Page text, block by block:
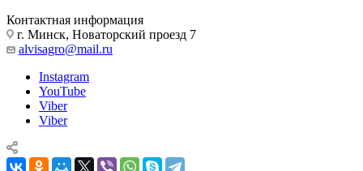
Контактная информация
г. Минск, Новаторский проезд 7
alvisagro@mail.ru
Instagram
YouTube
Viber
Viber